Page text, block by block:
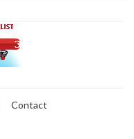
Contact